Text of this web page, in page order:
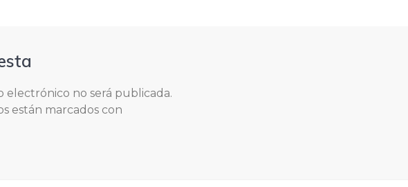
electrónico no será publicada.
están marcados con